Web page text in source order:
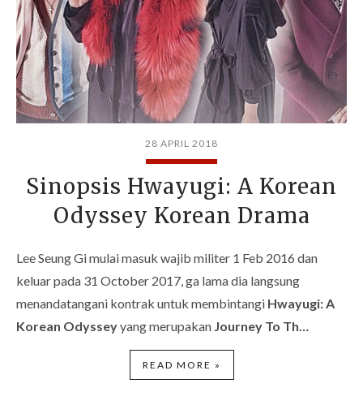
28 APRIL 2018
Sinopsis Hwayugi: A Korean
Odyssey Korean Drama
Lee Seung Gi mulai masuk wajib militer 1 Feb 2016 dan
keluar pada 31 October 2017, ga lama dia langsung
menandatangani kontrak untuk membintangi Hwayugi: A
Korean Odysseyyang merupakan Journey To Th…
READ MORE »